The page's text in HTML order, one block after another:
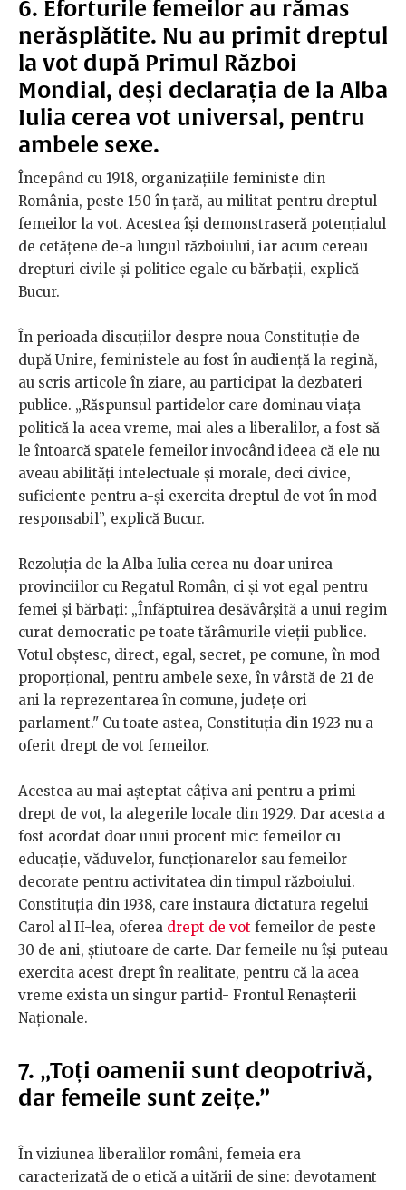
6. Eforturile femeilor au rămas
nerăsplătite. Nu au primit dreptul
la vot după Primul Război
Mondial, deși declarația de la Alba
Iulia cerea vot universal, pentru
ambele sexe.
Începând cu 1918, organizațiile feministe din
România, peste 150 în țară, au militat pentru dreptul
femeilor la vot. Acestea își demonstraseră potențialul
de cetățene de-a lungul războiului, iar acum cereau
drepturi civile și politice egale cu bărbații, explică
Bucur.
În perioada discuțiilor despre noua Constituție de
după Unire, feministele au fost în audiență la regină,
au scris articole în ziare, au participat la dezbateri
publice. „Răspunsul partidelor care dominau viața
politică la acea vreme, mai ales a liberalilor, a fost să
le întoarcă spatele femeilor invocând ideea că ele nu
aveau abilități intelectuale și morale, deci civice,
suficiente pentru a-și exercita dreptul de vot în mod
responsabil”, explică Bucur.
Rezoluția de la Alba Iulia cerea nu doar unirea
provinciilor cu Regatul Român, ci și vot egal pentru
femei și bărbați: „Înfăptuirea desăvârșită a unui regim
curat democratic pe toate tărâmurile vieții publice.
Votul obștesc, direct, egal, secret, pe comune, în mod
proporțional, pentru ambele sexe, în vârstă de 21 de
ani la reprezentarea în comune, județe ori
parlament." Cu toate astea, Constituția din 1923 nu a
oferit drept de vot femeilor.
Acestea au mai așteptat câțiva ani pentru a primi
drept de vot, la alegerile locale din 1929. Dar acesta a
fost acordat doar unui procent mic: femeilor cu
educație, văduvelor, funcționarelor sau femeilor
decorate pentru activitatea din timpul războiului.
Constituţia din 1938, care instaura dictatura regelui
Carol al II-lea, oferea drept de vot femeilor de peste
30 de ani, știutoare de carte. Dar femeile nu își puteau
exercita acest drept în realitate, pentru că la acea
vreme exista un singur partid- Frontul Renașterii
Naționale.
7. „Toți oamenii sunt deopotrivă,
dar femeile sunt zeițe.”
În viziunea liberalilor români, femeia era
caracterizată de o etică a uitării de sine: devotament